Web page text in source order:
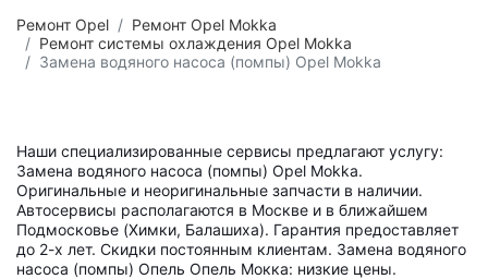
Ремонт Opel
Ремонт Opel Mokka
Ремонт системы охлаждения Opel Mokka
Замена водяного насоса (помпы) Opel Mokka
Наши специализированные сервисы предлагают услугу:
Замена водяного насоса (помпы) Opel Mokka.
Оригинальные и неоригинальные запчасти в наличии.
Автосервисы располагаются в Москве и в ближайшем
Подмосковье (Химки, Балашиха). Гарантия предоставляет
до 2-х лет. Скидки постоянным клиентам. Замена водяного
насоса (помпы) Опель Опель Мокка: низкие цены.